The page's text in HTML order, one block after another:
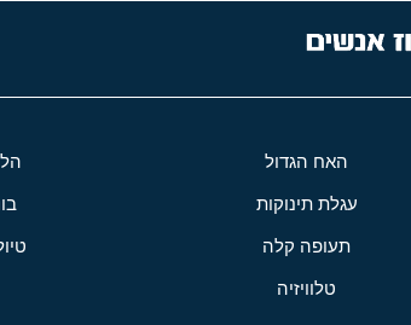
האח הגדול
עגלת תינוקות
תעופה קלה
טלוויזיה